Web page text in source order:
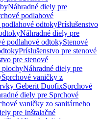
Náhradné diely pre
podlahové
odtokyPríslušenstvo
Náhradné diely pre
podlahové odtokyStenové
Príslušenstvo pre stenové
pre stenové
plochyNáhradné diely pre
Sprchové vaničky z
Geberit DuofixSprchové
diely pre Sprchové
vaničky zo sanitárneho
pre Inštalačné